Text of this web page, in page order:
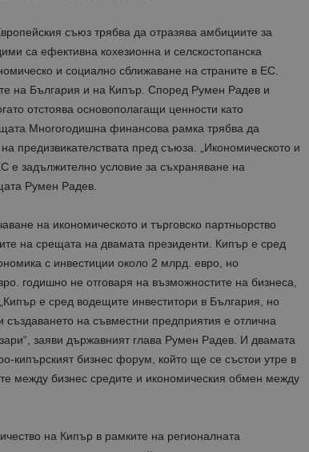
съюз трябва да отразява амбициите за
са ефективна кохезионна и селскостопанска
и социално сближаване на страните в ЕС.
на България и на Кипър. Според Румен Радев и
отстоява основополагащи ценности като
Многогодишна финансова рамка трябва да
предизвикателствата пред съюза. „Икономическото и
е задължително условие за съхраняване на
Румен Радев.
на икономическото и търговско партньорство
на срещата на двамата президенти. Кипър е сред
с инвестиции около 2 млрд. евро, но
годишно не отговаря на възможностите на бизнеса,
е сред водещите инвеститори в България, но
на съвместни предприятия е отлична
заяви държавният глава Румен Радев. И двамата
кипърският бизнес форум, който ще се състои утре в
между бизнес средите и икономическия обмен между
на Кипър в рамките на регионалната